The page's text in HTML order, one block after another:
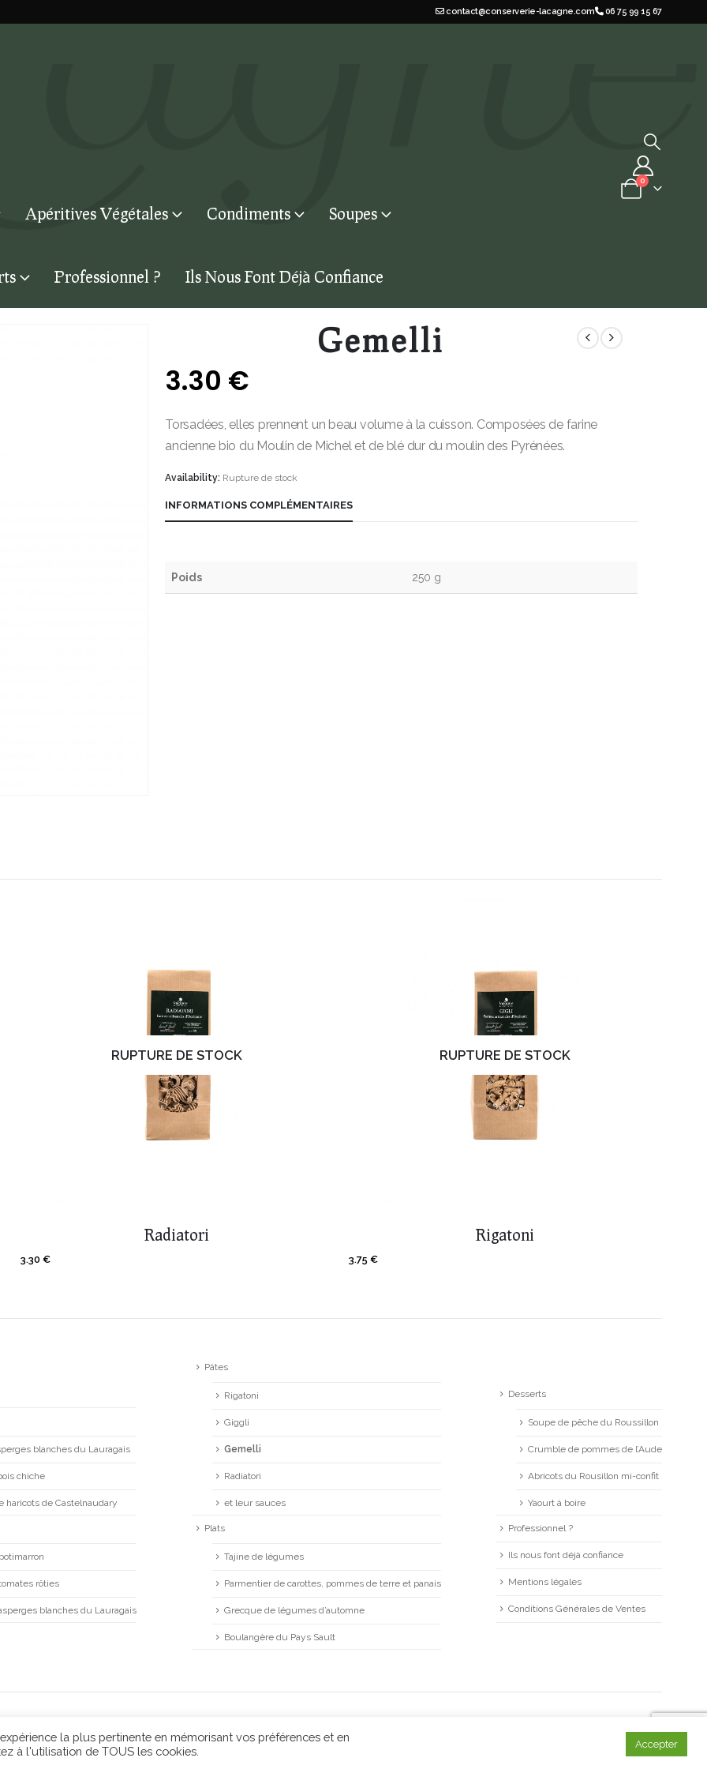
contact@conserverie-lacagne.com 06 75 99 15 67
Apéritives Végétales Condiments Soupes
Professionnel ? Ils Nous Font Déjà Confiance
0
Gemelli
3.30 €
Torsadées, elles prennent un beau volume à la cuisson. Composées de farine
ancienne bio du Moulin de Michel et de blé dur du moulin des Pyrénées.
Availability: Rupture de stock
INFORMATIONS COMPLÉMENTAIRES
Poids 250 g
RUPTURE DE STOCK
Radiatori
3.30 €
RUPTURE DE STOCK
Rigatoni
3.75€
blanches du Lauragais
chiche
haricots de Castelnaudary
rôties
blanches du Lauragais
Pâtes
Rigatoni
Giggli
Gemelli
Radiatori
et leur sauces
Plats
Tajine de légumes
Parmentier de carottes, pommes de terre et panais
Grecque de légumes d’automne
Boulangère du Pays Sault
Desserts
Soupe de pêche du Roussillon
Crumble de pommes de l’Aude
Abricots du Rousillon mi-confit
Yaourt à boire
Professionnel ?
Ils nous font déjà confiance
Mentions légales
Conditions Générales de Ventes
la plus pertinente en mémorisant vos préférences et en
à l'utilisation de TOUS les cookies.
Accepter